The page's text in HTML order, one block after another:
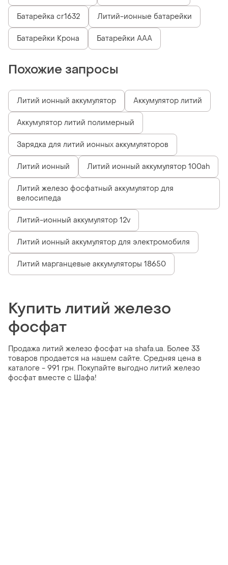
Батарейка cr1632 Литий-ионные батарейки
Батарейки Крона Батарейки ААА
Похожие запросы
Литий ионный аккумулятор Аккумулятор литий
Аккумулятор литий полимерный
Зарядка для литий ионных аккумуляторов
Литий ионный Литий ионный аккумулятор 100ah
Литий железо фосфатный аккумулятор для
велосипеда
Литий-ионный аккумулятор 12v
Литий ионный аккумулятор для электромобиля
Литий марганцевые аккумуляторы 18650
Купить литий железо
фосфат
Продажа литий железо фосфат на shafa.ua. Более 33
товаров продается на нашем сайте. Средняя цена в
каталоге - 991 грн. Покупайте выгодно литий железо
фосфат вместе с Шафа!